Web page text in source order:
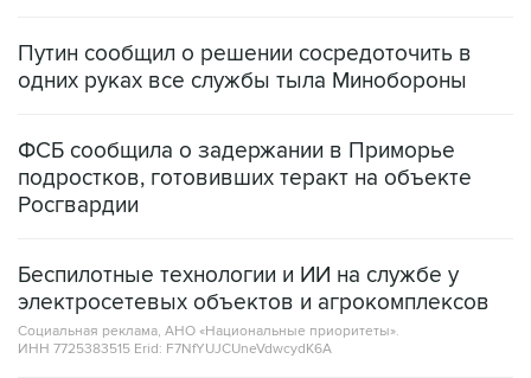
Путин сообщил о решении сосредоточить в
одних руках все службы тыла Минобороны
ФСБ сообщила о задержании в Приморье
подростков, готовивших теракт на объекте
Росгвардии
Беспилотные технологии и ИИ на службе у
электросетевых объектов и агрокомплексов
Социальная реклама, АНО «Национальные приоритеты».
ИНН 7725383515 Erid: F7NfYUJCUneVdwcydK6A